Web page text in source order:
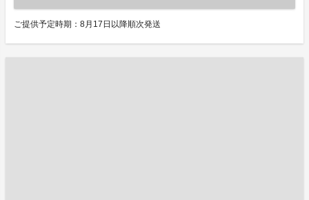
ご提供予定時期：8月17日以降順次発送